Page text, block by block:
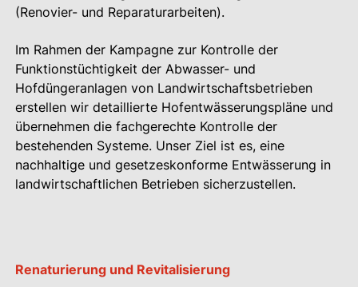
(Renovier- und Reparaturarbeiten).
Im Rahmen der Kampagne zur Kontrolle der
Funktionstüchtigkeit der Abwasser- und
Hofdüngeranlagen von Landwirtschaftsbetrieben
erstellen wir detaillierte Hofentwässerungspläne und
übernehmen die fachgerechte Kontrolle der
bestehenden Systeme. Unser Ziel ist es, eine
nachhaltige und gesetzeskonforme Entwässerung in
landwirtschaftlichen Betrieben sicherzustellen.
Renaturierung und Revitalisierung